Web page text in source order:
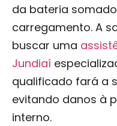
da bateria
carregamento. A
buscar uma
Jundiaí
qualificado fará a
evitando danos à
interno.